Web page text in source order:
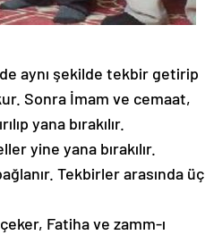
aynı şekilde tekbir getirip
Sonra İmam ve cemaat,
yana bırakılır.
yine yana bırakılır.
Tekbirler arasında üç
Fatiha ve zamm-ı